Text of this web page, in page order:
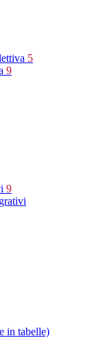
5
9
9
in tabelle)